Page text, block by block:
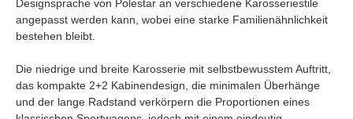
Designsprache von Polestar an verschiedene Karosseriestile
angepasst werden kann, wobei eine starke Familienähnlichkeit
bestehen bleibt.
Die niedrige und breite Karosserie mit selbstbewusstem Auftritt,
das kompakte 2+2 Kabinendesign, die minimalen Überhänge
und der lange Radstand verkörpern die Proportionen eines